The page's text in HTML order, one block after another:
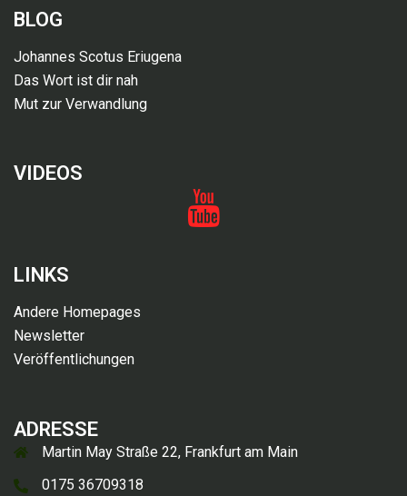
BLOG
Johannes Scotus Eriugena
Das Wort ist dir nah
Mut zur Verwandlung
VIDEOS
LINKS
Andere Homepages
Newsletter
Veröffentlichungen
ADRESSE
Martin May Straße 22, Frankfurt am Main
0175 36709318